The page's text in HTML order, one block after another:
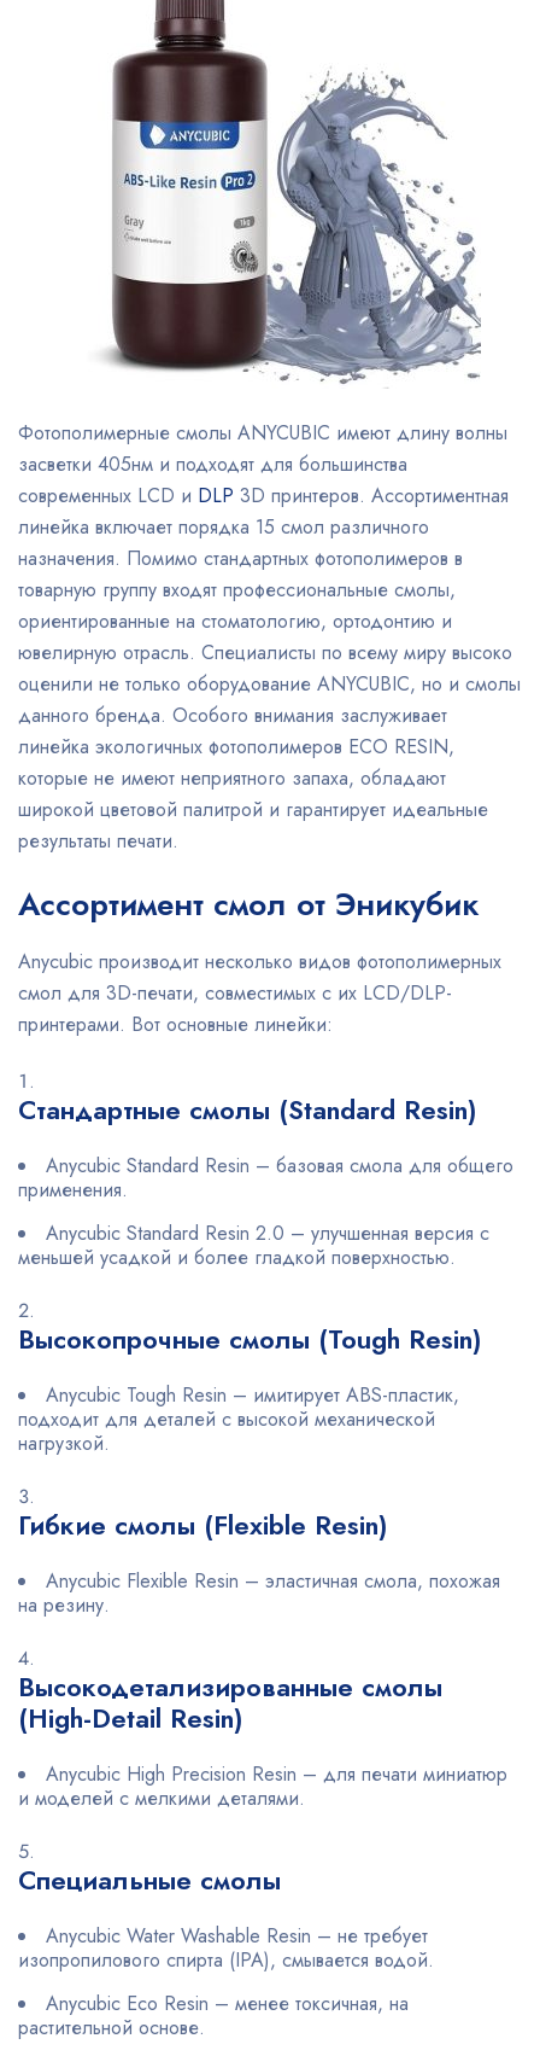
Фотополимерные смолы ANYCUBIC имеют длину волны
засветки 405нм и подходят для большинства
современных LCD и DLP 3D принтеров. Ассортиментная
линейка включает порядка 15 смол различного
назначения. Помимо стандартных фотополимеров в
товарную группу входят профессиональные смолы,
ориентированные на стоматологию, ортодонтию и
ювелирную отрасль. Специалисты по всему миру высоко
оценили не только оборудование ANYCUBIC, но и смолы
данного бренда. Особого внимания заслуживает
линейка экологичных фотополимеров ECO RESIN,
которые не имеют неприятного запаха, обладают
широкой цветовой палитрой и гарантирует идеальные
результаты печати.
Ассортимент смол от Эникубик
Anycubic производит несколько видов фотополимерных
смол для 3D-печати, совместимых с их LCD/DLP-
принтерами. Вот основные линейки:
Стандартные смолы (Standard Resin)
Anycubic Standard Resin – базовая смола для общего
применения.
Anycubic Standard Resin 2.0 – улучшенная версия с
меньшей усадкой и более гладкой поверхностью.
Высокопрочные смолы (Tough Resin)
Anycubic Tough Resin – имитирует ABS-пластик,
подходит для деталей с высокой механической
нагрузкой.
Гибкие смолы (Flexible Resin)
Anycubic Flexible Resin – эластичная смола, похожая
на резину.
Высокодетализированные смолы
(High-Detail Resin)
Anycubic High Precision Resin – для печати миниатюр
и моделей с мелкими деталями.
Специальные смолы
Anycubic Water Washable Resin – не требует
изопропилового спирта (IPA), смывается водой.
Anycubic Eco Resin – менее токсичная, на
растительной основе.